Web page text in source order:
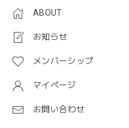
ABOUT
お知らせ
メンバーシップ
マイページ
お問い合わせ